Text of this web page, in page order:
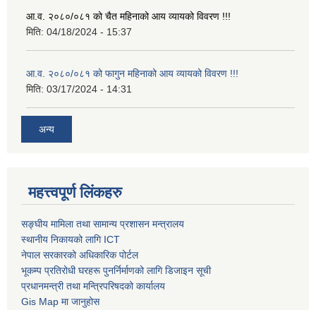
आ.व. २०८०/०८१ को चैत महिनाको आय व्यायको विवरण !!!
मिति: 04/18/2024 - 15:37
आ.व. २०८०/०८१ को फागुन महिनाको आय व्यायको विवरण !!!
मिति: 03/17/2024 - 14:31
अन्य
महत्त्वपूर्ण लिंकहरु
सङ्घीय मामिला तथा सामान्य प्रशासन मन्त्रालय
स्थानीय निकायको लागि ICT
नेपाल सरकारको अधिकारिक पोर्टल
भूकम्प प्रतिरोधी घरहरू पुनर्निर्माणको लागि डिजाइन सूची
प्रधानमन्त्री तथा मन्त्रिपरिषदको कार्यालय
Gis Map मा जानुहोस